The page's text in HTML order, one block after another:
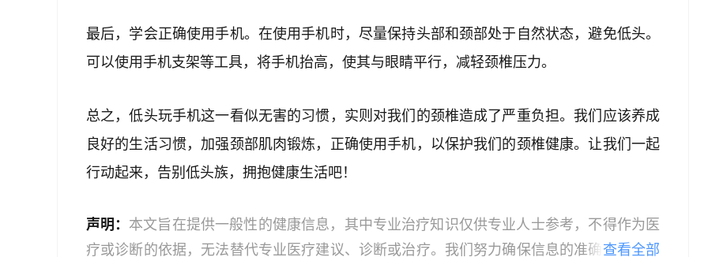
最后，学会正确使用手机。在使用手机时，尽量保持头部和颈部处于自然状态，避免低头。
可以使用手机支架等工具，将手机抬高，使其与眼睛平行，减轻颈椎压力。
总之，低头玩手机这一看似无害的习惯，实则对我们的颈椎造成了严重负担。我们应该养成
良好的生活习惯，加强颈部肌肉锻炼，正确使用手机，以保护我们的颈椎健康。让我们一起
行动起来，告别低头族，拥抱健康生活吧！
声明： 本文旨在提供一般性的健康信息，其中专业治疗知识仅供专业人士参考，不得作为医
疗或诊断的依据，无法替代专业医疗建议、诊断或治疗。我们努力确保信息的准确性，但本
查看全部